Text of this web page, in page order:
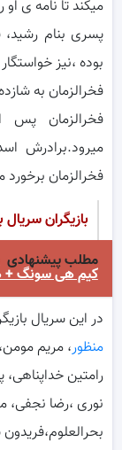
میکند تا نامه ی
پسری بنام
بوده ،نیز
فخرالزمان به
فخرالزمان پس
میرود.برادرش
فخرالزمان
بازیگران
مطلب پیشنهادی
کیم هی سونگ
در این سریال
منظور، مریم
رامتین
نوری ،رضا نجفی،